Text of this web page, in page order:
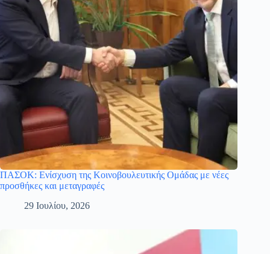
ΠΑΣΟΚ: Ενίσχυση της Κοινοβουλευτικής Ομάδας με νέες
προσθήκες και μεταγραφές
29 Ιουλίου, 2026